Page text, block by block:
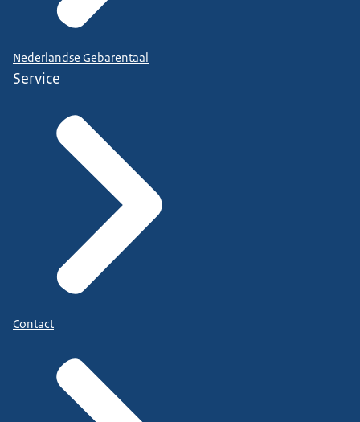
Nederlandse Gebarentaal
Service
Contact